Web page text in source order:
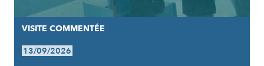
VISITE COMMENTÉE
13/09/2026